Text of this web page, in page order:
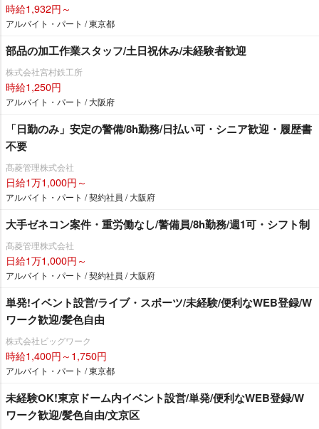
時給1,932円～
アルバイト・パート / 東京都
部品の加工作業スタッフ/土日祝休み/未経験者歓迎
株式会社宮村鉄工所
時給1,250円
アルバイト・パート / 大阪府
「日勤のみ」安定の警備/8h勤務/日払い可・シニア歓迎・履歴書
不要
髙菱管理株式会社
日給1万1,000円～
アルバイト・パート / 契約社員 / 大阪府
大手ゼネコン案件・重労働なし/警備員/8h勤務/週1可・シフト制
髙菱管理株式会社
日給1万1,000円～
アルバイト・パート / 契約社員 / 大阪府
単発!イベント設営/ライブ・スポーツ/未経験/便利なWEB登録/W
ワーク歓迎/髪色自由
株式会社ビッグワーク
時給1,400円～1,750円
アルバイト・パート / 東京都
未経験OK!東京ドーム内イベント設営/単発/便利なWEB登録/W
ワーク歓迎/髪色自由/文京区